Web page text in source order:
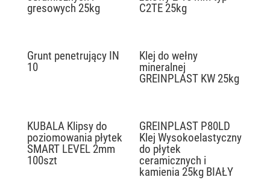
gresowych 25kg
C2TE 25kg
Grunt penetrujący IN
10
Klej do wełny
mineralnej
GREINPLAST KW 25kg
KUBALA Klipsy do
poziomowania płytek
SMART LEVEL 2mm
100szt
GREINPLAST P80LD
Klej Wysokoelastyczny
do płytek
ceramicznych i
kamienia 25kg BIAŁY